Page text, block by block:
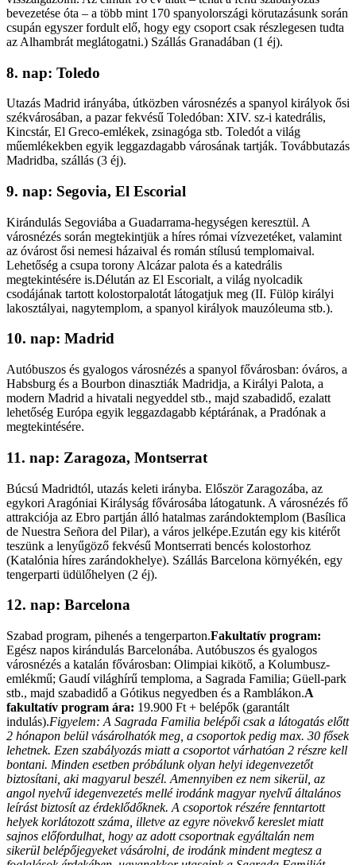
bevezetése óta – a több mint 170 spanyolországi körutazásunk során
csupán egyszer fordult elő, hogy egy csoport csak részlegesen tudta
az Alhambrát meglátogatni.) Szállás Granadában (1 éj).
8. nap: Toledo
Utazás Madrid irányába, útközben városnézés a spanyol királyok ősi
székvárosában, a pazar fekvésű Toledóban: XIV. sz-i katedrális,
Kincstár, El Greco-emlékek, zsinagóga stb. Toledót a világ
műemlékekben egyik leggazdagabb városának tartják. Továbbutazás
Madridba, szállás (3 éj).
9. nap: Segovia, El Escorial
Kirándulás Segoviába a Guadarrama-hegységen keresztül. A
városnézés során megtekintjük a híres római vízvezetéket, valamint
az óvárost ősi nemesi házaival és román stílusú templomaival.
Lehetőség a csupa torony Alcázar palota és a katedrális
megtekintésére is.Délután az El Escorialt, a világ nyolcadik
csodájának tartott kolostorpalotát látogatjuk meg (II. Fülöp királyi
lakosztályai, nagytemplom, a spanyol királyok mauzóleuma stb.).
10. nap: Madrid
Autóbuszos és gyalogos városnézés a spanyol fővárosban: óváros, a
Habsburg és a Bourbon dinasztiák Madridja, a Királyi Palota, a
modern Madrid a hivatali negyeddel stb., majd szabadidő, ezalatt
lehetőség Európa egyik leggazdagabb képtárának, a Pradónak a
megtekintésére.
11. nap: Zaragoza, Montserrat
Búcsú Madridtól, utazás keleti irányba. Először Zaragozába, az
egykori Aragóniai Királyság fővárosába látogatunk. A városnézés fő
attrakciója az Ebro partján álló hatalmas zarándoktemplom (Basílica
de Nuestra Señora del Pilar), a város jelképe.Ezután egy kis kitérőt
teszünk a lenyűgöző fekvésű Montserrati bencés kolostorhoz
(Katalónia híres zarándokhelye). Szállás Barcelona környékén, egy
tengerparti üdülőhelyen (2 éj).
12. nap: Barcelona
Szabad program, pihenés a tengerparton.Fakultatív program:
Egész napos kirándulás Barcelonába. Autóbuszos és gyalogos
városnézés a katalán fővárosban: Olimpiai kikötő, a Kolumbusz-
emlékmű; Gaudí világhírű temploma, a Sagrada Familia; Güell-park
stb., majd szabadidő a Gótikus negyedben és a Ramblákon.A
fakultatív program ára: 19.900 Ft + belépők (garantált
indulás).Figyelem: A Sagrada Familia belépői csak a látogatás előtt
2 hónapon belül vásárolhatók meg, a csoportok pedig max. 30 fősek
lehetnek. Ezen szabályozás miatt a csoportot várhatóan 2 részre kell
bontani. Minden esetben próbálunk olyan helyi idegenvezetőt
biztosítani, aki magyarul beszél. Amennyiben ez nem sikerül, az
angol nyelvű idegenvezetés mellé irodánk magyar nyelvű általános
leírást biztosít az érdeklődőknek. A csoportok részére fenntartott
helyek korlátozott száma, illetve az egyre növekvő kereslet miatt
sajnos előfordulhat, hogy az adott csoportnak egyáltalán nem
sikerül belépőjegyeket vásárolni, de irodánk mindent megtesz a